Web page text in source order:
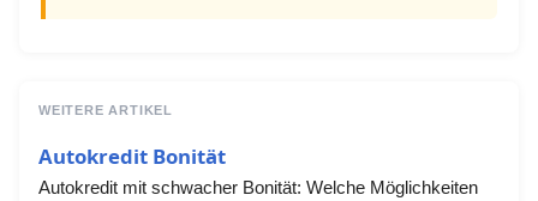
WEITERE ARTIKEL
Autokredit Bonität
Autokredit mit schwacher Bonität: Welche Möglichkeiten